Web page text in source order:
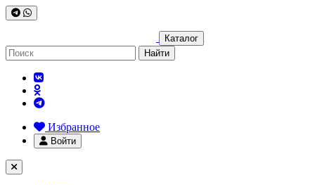
Каталог
Найти
Избранное
Войти